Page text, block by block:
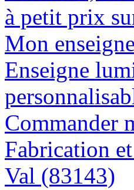
à petit prix
Mon
Enseigne
Commander
Fabrication
Val (83143)